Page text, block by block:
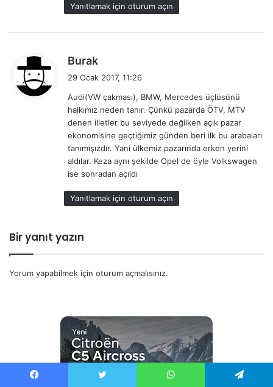
Yanıtlamak için oturum açın
Burak
i
k
i
29 Ocak 2017, 11:26
Audi(VW çakması), BMW, Mercedes üçlüsünü
halkımız neden tanır. Çünkü pazarda ÖTV, MTV
denen illetler bu seviyede değilken açık pazar
ekonomisine geçtiğimiz günden beri ilk bu arabaları
tanımışızdır. Yani ülkemiz pazarında erken yerini
aldılar. Keza aynı şekilde Opel de öyle Volkswagen
ise sonradan açıldı
Yanıtlamak için oturum açın
Bir yanıt yazın
Yorum yapabilmek için oturum açmalısınız.